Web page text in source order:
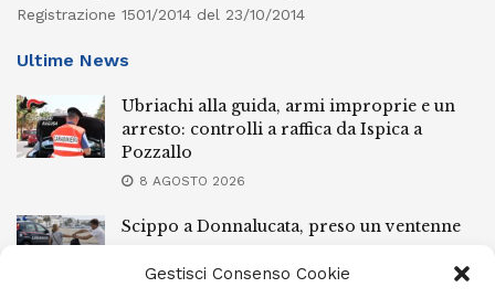
Gestisci Consenso Cookie
Registrazione 1501/2014 del 23/10/2014
Ultime News
Ubriachi alla guida, armi improprie e un
arresto: controlli a raffica da Ispica a
Pozzallo
8 AGOSTO 2026
Scippo a Donnalucata, preso un ventenne
8 AGOSTO 2026